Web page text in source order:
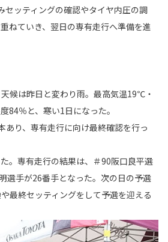
セッティングの確認やタイヤ内圧の調
ねていき、翌日の専有走行へ準備を進
候は昨日と変わり雨。最高気温19℃・
84％と、寒い1日になった。
あり、専有走行に向け最終確認を行っ
。専有走行の結果は、＃90阪口良平選
選手が26番手となった。次の日の予選
最終セッティングをして予選を迎える